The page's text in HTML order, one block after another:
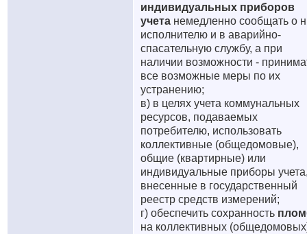
индивидуальных приборов
учета немедленно сообщать о
исполнителю и в аварийно-
спасательную службу, а при
наличии возможности -
все возможные меры по их
устранению;
в) в целях учета коммунальных
ресурсов, подаваемых
потребителю, использовать
коллективные (общедомовые),
общие (квартирные) или
индивидуальные приборы
внесенные в государственный
реестр средств измерений;
г) обеспечить сохранность
на коллективных